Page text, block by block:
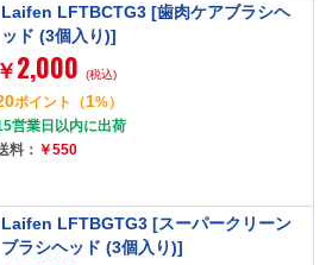
Laifen LFTBCTG3 [歯肉ケアブラシヘ
ッド (3個入り)]
￥ 2,000 (税込)
ポイント （1%）
営業日以内に出荷
料： ￥550
Laifen LFTBGTG3 [スーパークリーン
ブラシヘッド (3個入り)]